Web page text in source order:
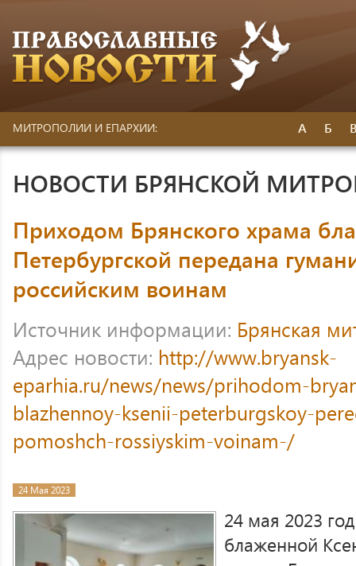
МИТРОПОЛИИ И ЕПАРХИИ: А Б
НОВОСТИ БРЯНСКОЙ
Приходом Брянского храма
Петербургской передана
российским воинам
Источник информации: Брянская
Адрес новости: http://www.bryansk-
eparhia.ru/news/news/prihodom-
blazhennoy-ksenii-peterburgskoy-
pomoshch-rossiyskim-voinam-/
24 Мая 2023
24 мая 2023
блаженной